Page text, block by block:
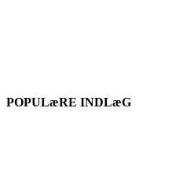
POPULæRE INDLæG